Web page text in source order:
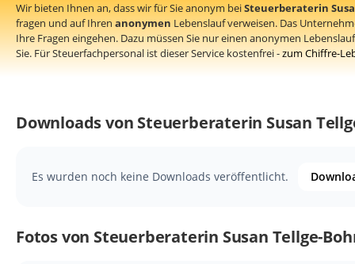
Wir bieten Ihnen an, dass wir für Sie anonym beiSteuerberaterin
fragen und auf Ihren anonymen Lebenslauf verweisen. Das
Ihre Fragen eingehen. Dazu müssen Sie nur einen anonymen
Sie. Für Steuerfachpersonal ist dieser Service kostenfrei -zum Chiffre-
Downloads von Steuerberaterin Susan
Es wurden noch keine Downloads veröffentlicht.
Fotos von Steuerberaterin Susan Tellge-